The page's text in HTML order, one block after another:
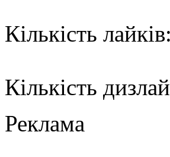
Кількість
Кількість
Реклама